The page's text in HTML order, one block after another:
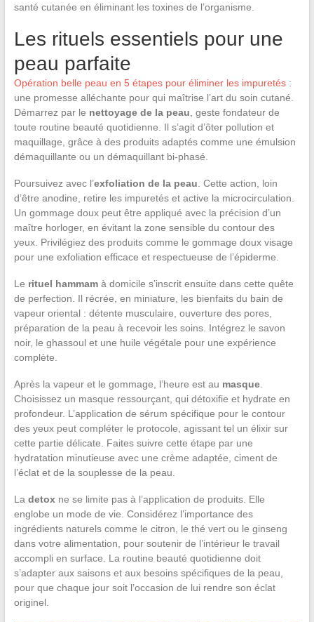
santé cutanée en éliminant les toxines de l’organisme.
Les rituels essentiels pour une
peau parfaite
Opération belle peau en 5 étapes pour éliminer les impuretés:
une promesse alléchante pour qui maîtrise l’art du soin cutané.
Démarrez par le nettoyage de la peau , geste fondateur de
toute routine beauté quotidienne. Il s’agit d’ôter pollution et
maquillage, grâce à des produits adaptés comme une émulsion
démaquillante ou un démaquillant bi-phasé.
Poursuivez avec l’exfoliation de la peau . Cette action, loin
d’être anodine, retire les impuretés et active la microcirculation.
Un gommage doux peut être appliqué avec la précision d’un
maître horloger, en évitant la zone sensible du contour des
yeux. Privilégiez des produits comme le gommage doux visage
pour une exfoliation efficace et respectueuse de l’épiderme.
Le rituel hammamà domicile s’inscrit ensuite dans cette quête
de perfection. Il récrée, en miniature, les bienfaits du bain de
vapeur oriental : détente musculaire, ouverture des pores,
préparation de la peau à recevoir les soins. Intégrez le savon
noir, le ghassoul et une huile végétale pour une expérience
complète.
Après la vapeur et le gommage, l’heure est au masque.
Choisissez un masque ressourçant, qui détoxifie et hydrate en
profondeur. L’application de sérum spécifique pour le contour
des yeux peut compléter le protocole, agissant tel un élixir sur
cette partie délicate. Faites suivre cette étape par une
hydratation minutieuse avec une crème adaptée, ciment de
l’éclat et de la souplesse de la peau.
La detoxne se limite pas à l’application de produits. Elle
englobe un mode de vie. Considérez l’importance des
ingrédients naturels comme le citron, le thé vert ou le ginseng
dans votre alimentation, pour soutenir de l’intérieur le travail
accompli en surface. La routine beauté quotidienne doit
s’adapter aux saisons et aux besoins spécifiques de la peau,
pour que chaque jour soit l’occasion de lui rendre son éclat
originel.